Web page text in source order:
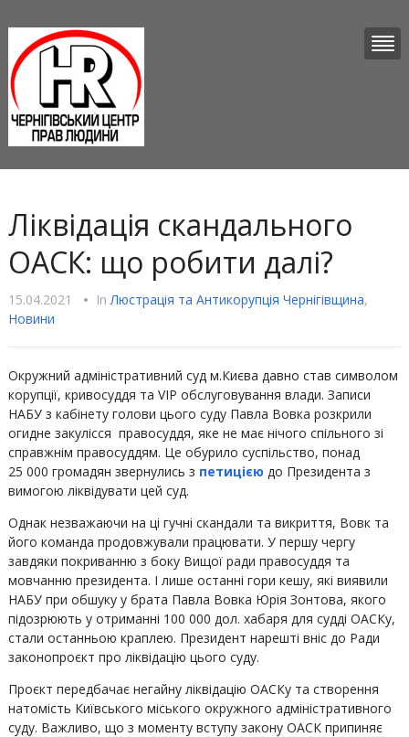
Ліквідація скандального
ОАСК: що робити далі?
15.04.2021 • InЛюстрацiя та Антикорупцiя Чернігівщина,
Новини
Окружний адміністративний суд м.Києва давно став символом
корупції, кривосуддя та VIP обслуговування влади. Записи
НАБУ з кабінету голови цього суду Павла Вовка розкрили
огидне закулісся правосуддя, яке не має нічого спільного зі
справжнім правосуддям. Це обурило суспільство, понад
25 000 громадян звернулись з петицією до Президента з
вимогою ліквідувати цей суд.
Однак незважаючи на ці гучні скандали та викриття, Вовк та
його команда продовжували працювати. У першу чергу
завдяки покриванню з боку Вищої ради правосуддя та
мовчанню президента. І лише останні гори кешу, які виявили
НАБУ при обшуку у брата Павла Вовка Юрія Зонтова, якого
підозрюють у отриманні 100 000 дол. хабаря для судді ОАСКу,
стали останньою краплею. Президент нарешті вніс до Ради
законопроєкт про ліквідацію цього суду.
Проєкт передбачає негайну ліквідацію ОАСКу та створення
натомість Київського міського окружного адміністративного
суду. Важливо, що з моменту вступу закону ОАСК припиняє